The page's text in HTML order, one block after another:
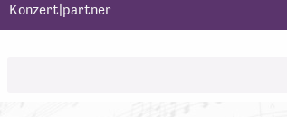
Konzert|partner